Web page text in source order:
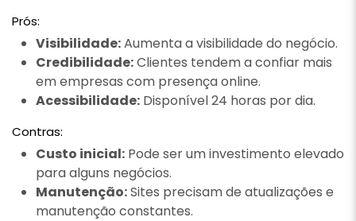
Prós:
Visibilidade:Aumenta a visibilidade do negócio.
Credibilidade:Clientes tendem a confiar mais
em empresas com presença online.
Acessibilidade: Disponível 24 horas por dia.
Contras:
Custo inicial: Pode ser um investimento elevado
para alguns negócios.
Manutenção:Sites precisam de atualizações e
manutenção constantes.